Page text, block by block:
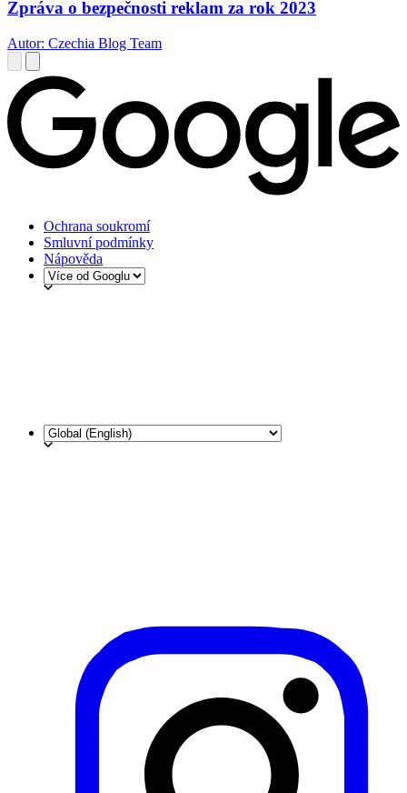
Zpráva o bezpečnosti reklam za rok 2023
Autor: Czechia Blog Team
Ochrana soukromí
Smluvní podmínky
Nápověda